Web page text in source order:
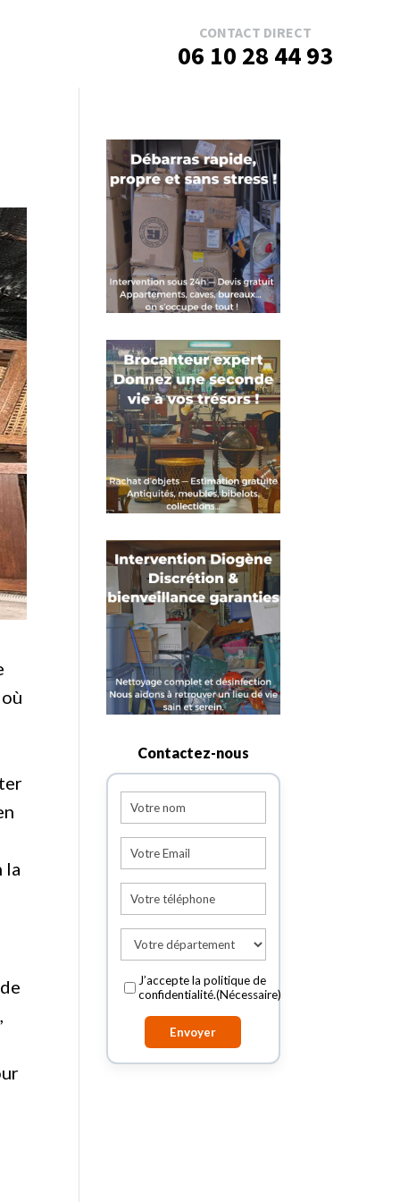
CONTACT DIRECT
06 10 28 44 93
la
Contactez-nous
Nom(Nécessaire)
E-
mail(Nécessaire)
Téléphone(Nécessaire)
Votre
département(Nécessaire)
RGPD(Nécessaire)
J’accepte la politique de
confidentialité.(Nécessaire)